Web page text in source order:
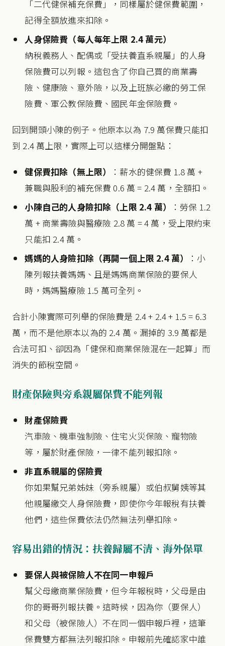
「二代健保補充保費」，同樣屬於健保費範圍，
記得全額放進來扣除。
人身保險費（每人每年上限 2.4 萬元）
納稅義務人、配偶或「受扶養直系親屬」的人身
保險費可以列報。這包含了你自己買的商業壽
險、健康險、意外險，以及上班族必繳的勞工保
險費、軍公教保險費、國民年金保險費。
回到開頭小陳的例子。他原本以為 7.9 萬保費只能扣
到 2.4 萬上限，實際上可以這樣分開盤點：
健保費扣除（無上限）
：薪水的健保費 1.8 萬 +
兼職與股利的補充保費 0.6 萬 = 2.4 萬，全額扣。
小陳自己的人身險扣除（上限 2.4 萬）
：勞保 1.2
萬 + 商業壽險與醫療險 2.8 萬 = 4 萬，受上限約束
只能扣 2.4 萬。
媽媽的人身險扣除（再開一個上限 2.4 萬）
：小
陳列報扶養媽媽、且是媽媽商業保險的要保人
時，媽媽醫療險 1.5 萬可全列。
合計小陳實際可列舉的保險費是 2.4 + 2.4 + 1.5 = 6.3
萬，而不是他原本以為的 2.4 萬。漏掉的 3.9 萬都是
合法可扣、卻因為「健保和商業保險混在一起算」而
消失的節稅空間。
財產保險與旁系親屬保費不能列報
財產保險費
汽車險、機車強制險、住宅火災保險、寵物險
等，屬於財產保險，一律不能列報扣除。
非直系親屬的保險費
你如果幫兄弟姊妹（旁系親屬）或伯叔舅姨等其
他親屬繳交人身保險費，即使你今年報稅有扶養
他們，這些保費依法仍然無法列舉扣除。
容易出錯的情況：扶養歸屬不清、海外保單
要保人與被保險人不在同一申報戶
幫父母繳商業保險費，但今年報稅時，父母是由
你的哥哥列報扶養。這時候，因為你（要保人）
和父母（被保險人）不在同一個申報戶裡，這筆
保費雙方都無法列報扣除。申報前先確認家中誰